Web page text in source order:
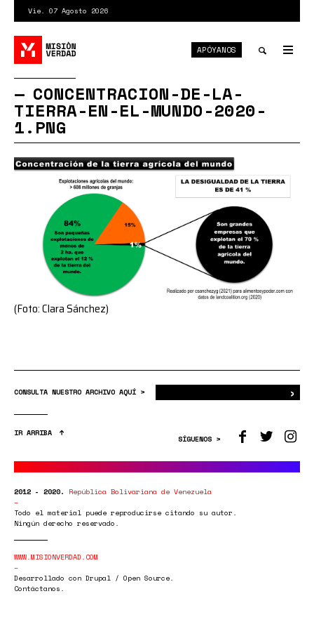
contenido
principal
Vie. 07 Agosto 2026
search
APÓYANOS
CONCENTRACION-DE-LA-
TIERRA-EN-EL-MUNDO-2020-
1.PNG
(Foto: Clara Sánchez)
CONSULTA NUESTRO ARCHIVO AQUÍ > ›
IR ARRIBA
SÍGUENOS >
2012 - 2020. República Bolivariana de Venezuela
Todo el material puede reproducirse citando su autor.
Ningún derecho reservado.
WWW.MISIONVERDAD.COM
Desarrollado con Drupal / Open Source.
Contáctanos.